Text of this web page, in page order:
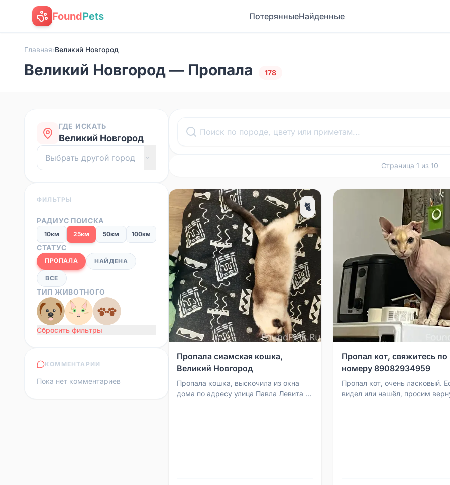
FoundPets ПотерянныеНайденные
Главная›Великий Новгород
Великий Новгород — Пропала 178
ГДЕ ИСКАТЬ
Великий Новгород
ФИЛЬТРЫ
РАДИУС ПОИСКА
10км 25км 50км 100км
СТАТУС
ПРОПАЛА НАЙДЕНА
ВСЕ
ТИП ЖИВОТНОГО
Сбросить фильтры
КОММЕНТАРИИ
Пока нет комментариев
Страница 1 из 10
🐈
Пропала сиамская кошка,
Великий Новгород
Пропала кошка, выскочила из окна
дома по адресу улица Павла Левита 2
Пропал кот, свяжитесь по
номеру 89082934959
Пропал кот, очень ласковый.
видел или нашёл, просим